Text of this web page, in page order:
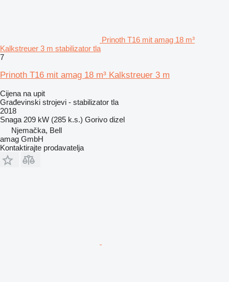
Prinoth T16 mit amag 18 m³
Kalkstreuer 3 m stabilizator tla
7
Prinoth T16 mit amag 18 m³ Kalkstreuer 3 m
Cijena na upit
Građevinski strojevi - stabilizator tla
2018
Snaga 209 kW (285 k.s.) Gorivo dizel
Njemačka, Bell
amag GmbH
Kontaktirajte prodavatelja